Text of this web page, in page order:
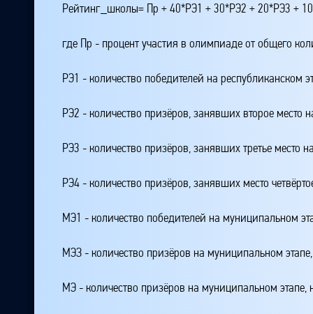
Рейтинг_школы= Пр + 40*РЭ1 + 30*РЭ2 + 20*РЭ3 +
где Пр - процент участия в олимпиаде от общего
РЭ1 - количество победителей на республиканском
РЭ2 - количество призёров, занявших второе место
РЭ3 - количество призёров, занявших третье место
РЭ4 - количество призёров, занявших место
МЭ1 - количество победителей на муниципальном
МЭЗ - количество призёров на муниципальном
МЭ - количество призёров на муниципальном